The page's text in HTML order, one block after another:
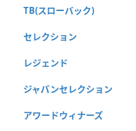
TB(スローバック)
セレクション
レジェンド
ジャパンセレクション
アワードウィナーズ